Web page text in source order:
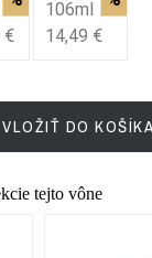
€
106ml
14,49 €
VLOŽIŤ DO KOŠÍKA
tejto vône